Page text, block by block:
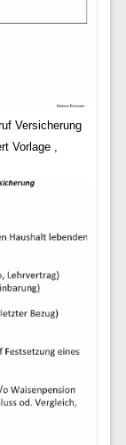
Versicherung
Vorlage ,